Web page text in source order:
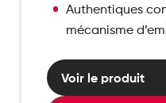
Authentiques
mécanisme
Voir le produit